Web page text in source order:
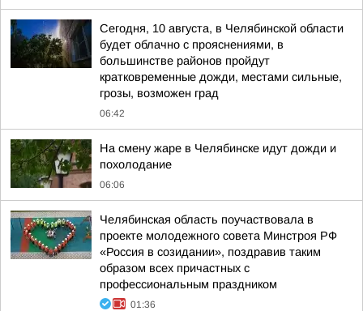
Сегодня, 10 августа, в Челябинской области
будет облачно с прояснениями, в
большинстве районов пройдут
кратковременные дожди, местами сильные,
грозы, возможен град
06:42
На смену жаре в Челябинске идут дожди и
похолодание
06:06
Челябинская область поучаствовала в
проекте молодежного совета Минстроя РФ
«Россия в созидании», поздравив таким
образом всех причастных с
профессиональным праздником
01:36